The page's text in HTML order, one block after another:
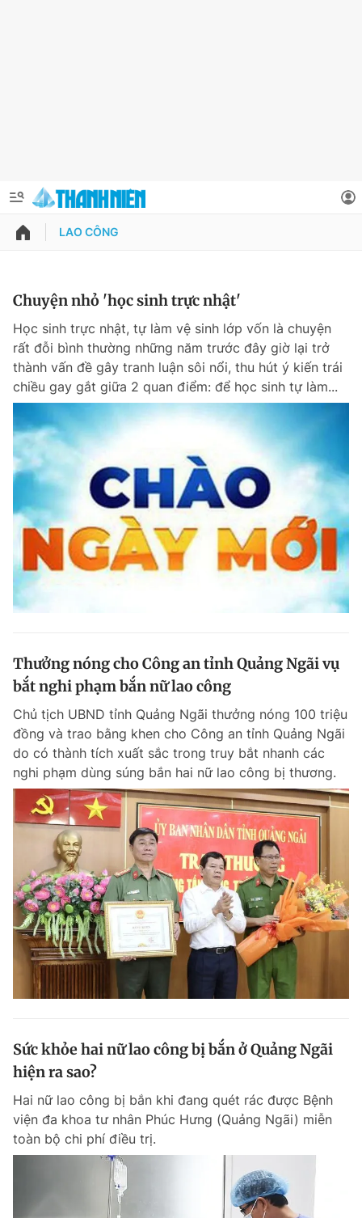
QUẢNG CÁO
Chuyên mục
Chuyên mục khác
Chào ngày mới Tin 24h
Tin thị trường Tin 360
Video
Sản phẩm khác
Tiện ích
Thông tin tòa soạn Liên hệ quảng cáo
Đọc Thanh Niên trên điện thoại
Theo dõi báo trên
Hotline
0906 645 777
Liên hệ quảng cáo
0908 780 404
Đặt báo Quảng cáo RSS Tòa soạn Chính sách bảo
Phó tổng biên tập: Lâm Hiếu Dũng
Phó tổng biên tập: Trần Việt Hưng
Tổng thư ký tòa soạn: Đức Trung
Giấy phép xuất bản số 110/GP - BTTTT cấp ngày 24.3.2020
© 2003-2026 Bản quyền thuộc về Báo Thanh Niên. Cấm sao chép
dưới mọi hình thức nếu không có sự chấp thuận bằng văn bản.
Phát triển bởi ePi Technologies, JSC.
Thông tin tài khoản
Đổi mật khẩu
Tin đã lưu
Tin đã xem
Đăng xuất
LAO CÔNG
Chuyện nhỏ 'học sinh trực nhật'
Học sinh trực nhật, tự làm vệ sinh lớp vốn là chuyện
rất đỗi bình thường những năm trước đây giờ lại trở
thành vấn đề gây tranh luận sôi nổi, thu hút ý kiến trái
chiều gay gắt giữa 2 quan điểm: để học sinh tự làm...
Thưởng nóng cho Công an tỉnh Quảng Ngãi vụ
bắt nghi phạm bắn nữ lao công
Chủ tịch UBND tỉnh Quảng Ngãi thưởng nóng 100 triệu
đồng và trao bằng khen cho Công an tỉnh Quảng Ngãi
do có thành tích xuất sắc trong truy bắt nhanh các
nghi phạm dùng súng bắn hai nữ lao công bị thương.
Sức khỏe hai nữ lao công bị bắn ở Quảng Ngãi
hiện ra sao?
Hai nữ lao công bị bắn khi đang quét rác được Bệnh
viện đa khoa tư nhân Phúc Hưng (Quảng Ngãi) miễn
toàn bộ chi phí điều trị.